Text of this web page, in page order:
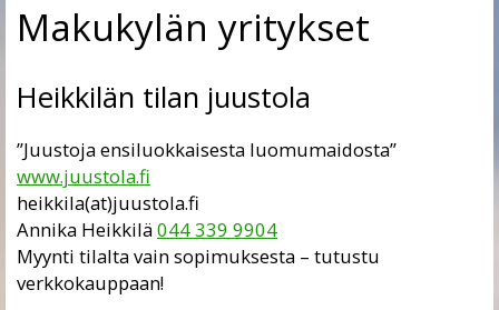
Makukylän yritykset
Heikkilän tilan juustola
”Juustoja ensiluokkaisesta luomumaidosta”
www.juustola.fi
heikkila(at)juustola.fi
Annika Heikkilä044 339 9904
Myynti tilalta vain sopimuksesta – tutustu
verkkokauppaan!